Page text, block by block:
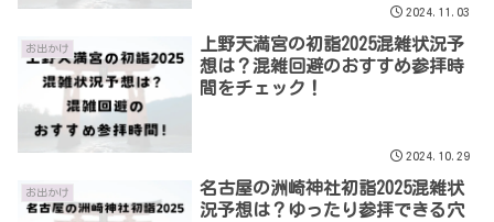
2024.11.03
お出かけ
上野天満宮の初詣2025混雑状況予
想は？混雑回避のおすすめ参拝時
間をチェック！
2024.10.29
お出かけ
名古屋の洲崎神社初詣2025混雑状
況予想は？ゆったり参拝できる穴